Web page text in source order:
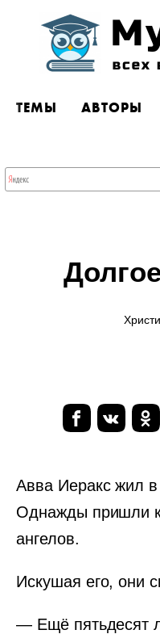
ТЕМЫ АВТОРЫ
Авва Иеракс жил в
Однажды пришли
ангелов.
Искушая его, они
— Ещё пятьдесят